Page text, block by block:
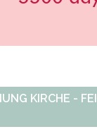
KIRCHE -